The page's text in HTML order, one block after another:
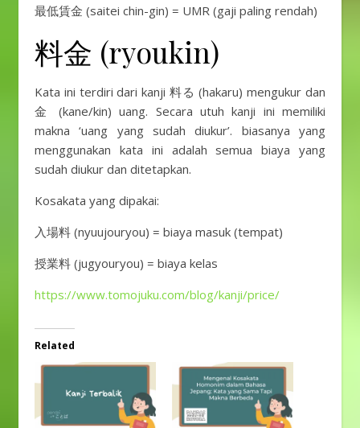
最低賃金 (saitei chin-gin) = UMR (gaji paling rendah)
料金 (ryoukin)
Kata ini terdiri dari kanji 料る (hakaru) mengukur dan
金 (kane/kin) uang. Secara utuh kanji ini memiliki
makna ‘uang yang sudah diukur’. biasanya yang
menggunakan kata ini adalah semua biaya yang
sudah diukur dan ditetapkan.
Kosakata yang dipakai:
入場料 (nyuujouryou) = biaya masuk (tempat)
授業料 (jugyouryou) = biaya kelas
https://www.tomojuku.com/blog/kanji/price/
Related